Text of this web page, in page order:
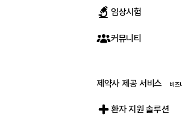
임상시험
커뮤니티
제약사 제공 서비스
환자 지원 솔루션